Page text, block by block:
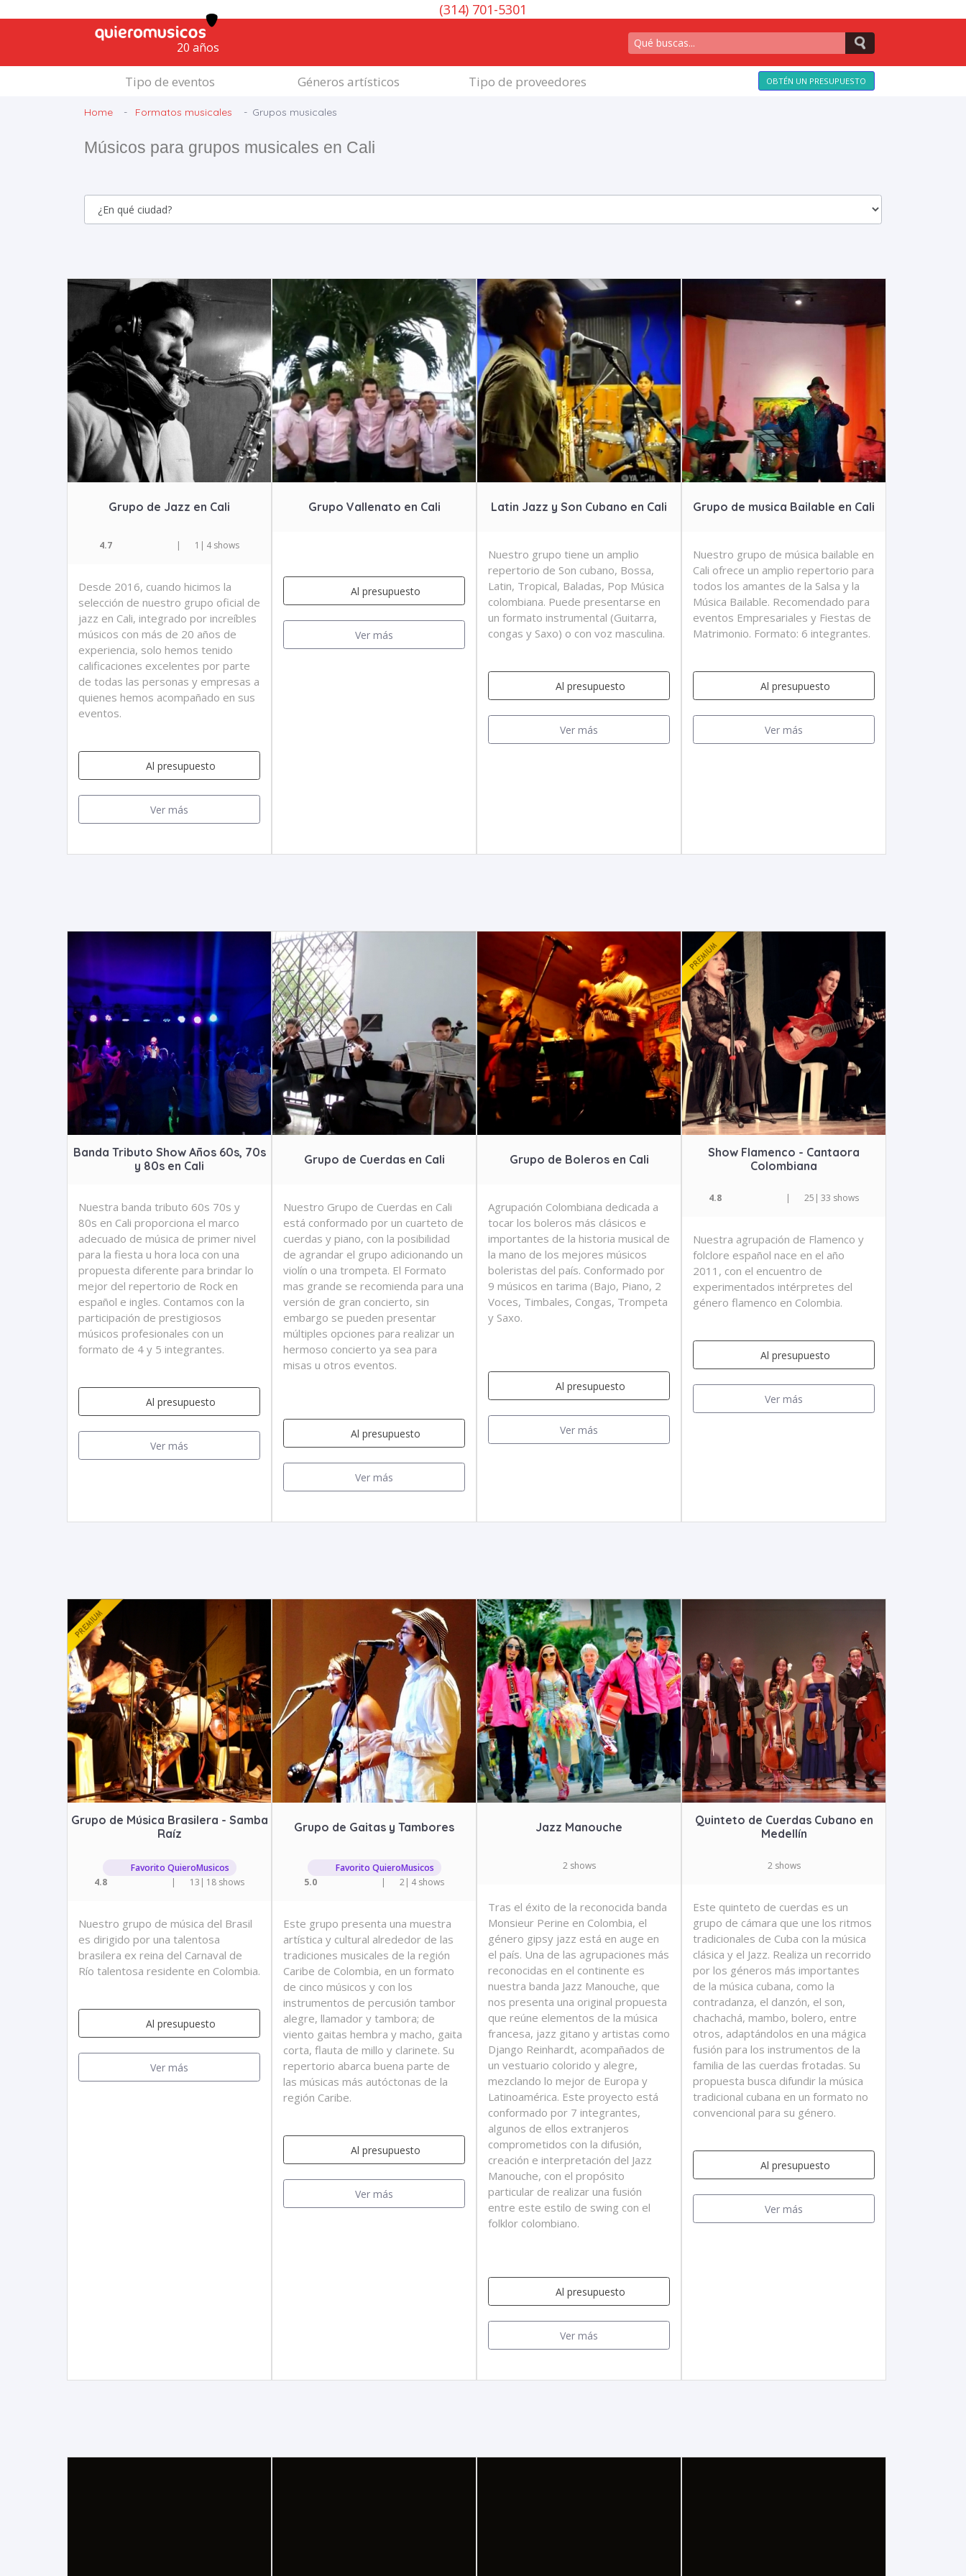
(314) 701-5301
20 años
Tipo de eventos Géneros artísticos Tipo de proveedores OBTÉN UN PRESUPUESTO
Home Formatos musicales Grupos musicales
Músicos para grupos musicales en Cali
Grupo de Jazz en Cali
4.7 | 1 | 4 shows
Desde 2016, cuando hicimos la
selección de nuestro grupo oficial de
jazz en Cali, integrado por increíbles
músicos con más de 20 años de
experiencia, solo hemos tenido
calificaciones excelentes por parte
de todas las personas y empresas a
quienes hemos acompañado en sus
eventos.
Al presupuesto
Ver más
Grupo Vallenato en Cali
Al presupuesto
Ver más
Latin Jazz y Son Cubano en Cali
Nuestro grupo tiene un amplio
repertorio de Son cubano, Bossa,
Latin, Tropical, Baladas, P­op Música
colombiana. Puede presentarse en
un formato instrumental (Guitarra,
congas y Saxo) o con voz masculina.
Al presupuesto
Ver más
Grupo de musica Bailable en Cali
Nuestro grupo de música bailable en
Cali ofrece un amplio repertorio para
todos los amantes de la Salsa y la
Música Bailable. Recomendado para
eventos Empresariales y Fiestas de
Matrimonio. Formato: 6 integrantes.
Al presupuesto
Ver más
Banda Tributo Show Años 60s, 70s
y 80s en Cali
Nuestra banda tributo 60s 70s y
80s en Cali proporciona el marco
adecuado de música de primer nivel
para la fiesta u hora loca con una
propuesta diferente para brindar lo
mejor del repertorio de Rock en
español e ingles. Contamos con la
participación de prestigiosos
músicos profesionales con un
formato de 4 y 5 integrantes.
Al presupuesto
Ver más
Grupo de Cuerdas en Cali
Nuestro Grupo de Cuerdas en Cali
está conformado por un cuarteto de
cuerdas y piano, con la posibilidad
de agrandar el grupo adicionando un
violín o una trompeta. El Formato
mas grande se recomienda para una
versión de gran concierto, sin
embargo se pueden presentar
múltiples opciones para realizar un
hermoso concierto ya sea para
misas u otros eventos.
Al presupuesto
Ver más
Grupo de Boleros en Cali
Agrupación Colombiana dedicada a
tocar los boleros más clásicos e
importantes de la historia musical de
la mano de los mejores músicos
boleristas del país. Conformado por
9 músicos en tarima (Bajo, Piano, 2
Voces, Timbales, Congas, Trompeta
y Saxo.
Al presupuesto
Ver más
Show Flamenco - Cantaora
Colombiana
4.8 | 25 | 33 shows
Nuestra agrupación de Flamenco y
folclore español nace en el año
2011, con el encuentro de
experimentados intérpretes del
género flamenco en Colombia.
Al presupuesto
Ver más
Grupo de Música Brasilera - Samba
Raíz
Favorito QuieroMusicos
4.8
| 13 | 18 shows
Nuestro grupo de música del Brasil
es dirigido por una talentosa
brasilera ex reina del Carnaval de
Río talentosa residente en Colombia.
Al presupuesto
Ver más
Grupo de Gaitas y Tambores
Favorito QuieroMusicos
5.0
| 2| 4 shows
Este grupo presenta una muestra
artística y cultural alrededor de las
tradiciones musicales de la región
Caribe de Colombia, en un formato
de cinco músicos y con los
instrumentos de percusión tambor
alegre, llamador y tambora; de
viento gaitas hembra y macho, gaita
corta, flauta de millo y clarinete. Su
repertorio abarca buena parte de
las músicas más autóctonas de la
región Caribe.
Al presupuesto
Ver más
Jazz Manouche
2 shows
Tras el éxito de la reconocida banda
Monsieur Perine en Colombia, el
género gipsy jazz está en auge en
el país. Una de las agrupaciones más
reconocidas en el continente es
nuestra banda Jazz Manouche, que
nos presenta una original propuesta
que reúne elementos de la música
francesa, jazz gitano y artistas como
Django Reinhardt, acompañados de
un vestuario colorido y alegre,
mezclando lo mejor de Europa y
Latinoamérica. Este proyecto está
conformado por 7 integrantes,
algunos de ellos extranjeros
comprometidos con la difusión,
creación e interpretación del Jazz
Manouche, con el propósito
particular de realizar una fusión
entre este estilo de swing con el
folklor colombiano.
Al presupuesto
Ver más
Quinteto de Cuerdas Cubano en
Medellín
2 shows
Este quinteto de cuerdas es un
grupo de cámara que une los ritmos
tradicionales de Cuba con la música
clásica y el Jazz. Realiza un recorrido
por los géneros más importantes
de la música cubana, como la
contradanza, el danzón, el son,
chachachá, mambo, bolero, entre
otros, adaptándolos en una mágica
fusión para los instrumentos de la
familia de las cuerdas frotadas. Su
propuesta busca difundir la música
tradicional cubana en un formato no
convencional para su género.
Al presupuesto
Ver más